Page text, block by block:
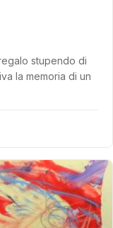
stupendo di
la memoria di un